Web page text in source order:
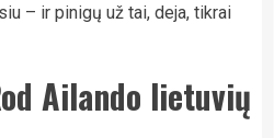
– ir pinigų už tai, deja, tikrai
Ailando lietuvių